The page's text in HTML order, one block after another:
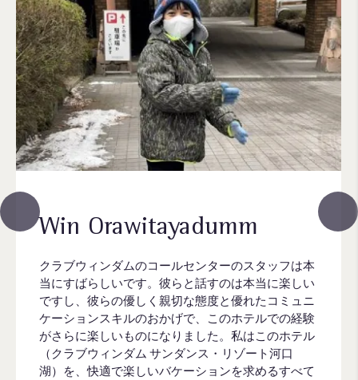
Win Orawitayadumm
クラブウィンダムのコールセンターのスタッフは本
当にすばらしいです。彼らと話すのは本当に楽しい
ですし、彼らの優しく親切な態度と優れたコミュニ
ケーションスキルのおかげで、このホテルでの経験
がさらに楽しいものになりました。私はこのホテル
（クラブウィンダム サンダンス・リゾート河口
湖）を、快適で楽しいバケーションを求めるすべて